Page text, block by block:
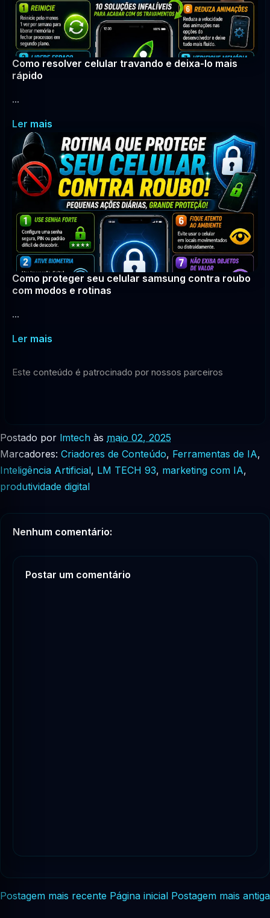
Como resolver celular travando e deixa-lo mais
rápido
...
Ler mais
Como proteger seu celular samsung contra roubo
com modos e rotinas
...
Ler mais
Este conteúdo é patrocinado por nossos parceiros
Postado por lmtech às maio 02, 2025
Marcadores: Criadores de Conteúdo, Ferramentas de IA,
Inteligência Artificial, LM TECH 93, marketing com IA,
produtividade digital
Nenhum comentário:
Postar um comentário
Postagem mais recente Postagem mais antiga
Página inicial